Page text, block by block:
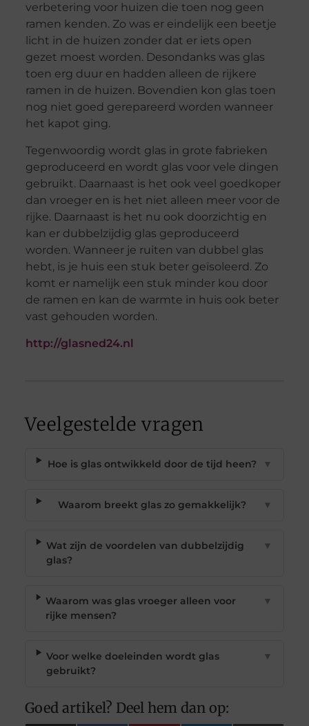
verbetering voor huizen die toen nog geen
ramen kenden. Zo was er eindelijk een beetje
licht in de huizen zonder dat er iets open
gezet moest worden. Desondanks was glas
toen erg duur en hadden alleen de rijkere
ramen in de huizen. Bovendien kon glas toen
nog niet goed gerepareerd worden wanneer
het kapot ging.
Tegenwoordig wordt glas in grote fabrieken
geproduceerd en wordt glas voor vele dingen
gebruikt. Daarnaast is het ook veel goedkoper
dan vroeger en is het niet alleen meer voor de
rijke. Daarnaast is het nu ook doorzichtig en
kan er dubbelzijdig glas geproduceerd
worden. Wanneer je ruiten van dubbel glas
hebt, is je huis een stuk beter geïsoleerd. Zo
komt er namelijk een stuk minder kou door
de ramen en kan de warmte in huis ook beter
vast gehouden worden.
http://glasned24.nl
Veelgestelde vragen
Hoe is glas ontwikkeld door de tijd heen? ▼
Waarom breekt glas zo gemakkelijk? ▼
Wat zijn de voordelen van dubbelzijdig
glas?
▼
Waarom was glas vroeger alleen voor
rijke mensen?
▼
Voor welke doeleinden wordt glas
gebruikt?
▼
Goed artikel? Deel hem dan op: